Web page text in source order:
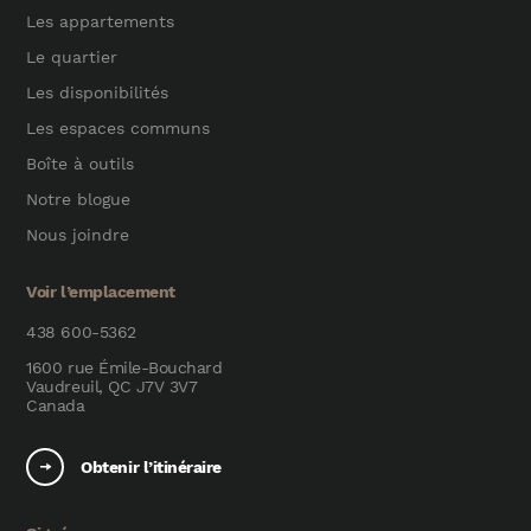
Les appartements
Le quartier
Les disponibilités
Les espaces communs
Boîte à outils
Notre blogue
Nous joindre
Voir l’emplacement
438 600-5362
1600 rue Émile-Bouchard
Vaudreuil, QC J7V 3V7
Canada
Obtenir l’itinéraire